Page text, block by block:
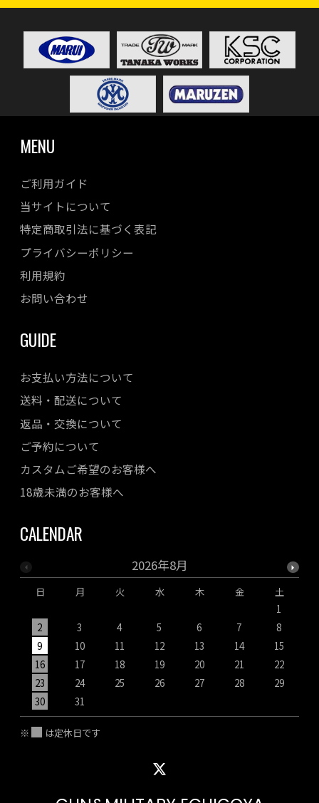
MENU
ご利用ガイド
当サイトについて
特定商取引法に基づく表記
プライバシーポリシー
利用規約
お問い合わせ
GUIDE
お支払い方法について
送料・配送について
返品・交換について
ご予約について
カスタムご希望のお客様へ
18歳未満のお客様へ
CALENDAR
2026年8月
日 月 火 水 木 金
土
1
2
3 4 5 6 7
8
9
10 11 12 13 14
15
16
17 18 19 20 21
22
23
24 25 26 27 28
29
30
31
※ は定休日です